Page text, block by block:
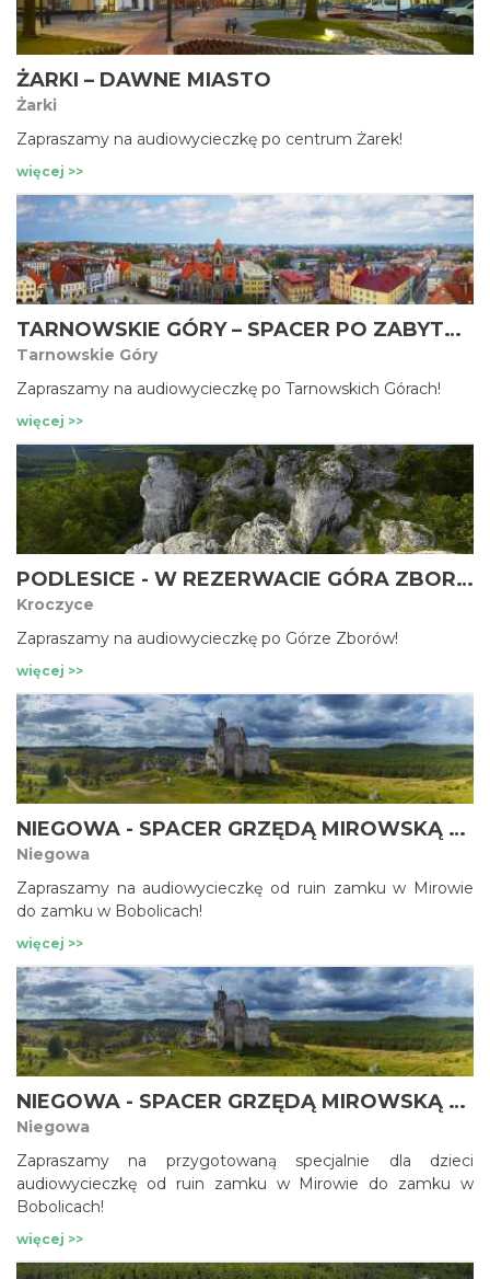
ŻARKI – DAWNE MIASTO
Żarki
Zapraszamy na audiowycieczkę po centrum Żarek!
więcej >>
TARNOWSKIE GÓRY – SPACER PO ZABYTKOWEJ STARÓWCE
Tarnowskie Góry
Zapraszamy na audiowycieczkę po Tarnowskich Górach!
więcej >>
PODLESICE - W REZERWACIE GÓRA ZBORÓW
Kroczyce
Zapraszamy na audiowycieczkę po Górze Zborów!
więcej >>
NIEGOWA - SPACER GRZĘDĄ MIROWSKĄ Z ZAMKU W MIROWIE DO ZAMKU BOBOLICE
Niegowa
Zapraszamy na audiowycieczkę od ruin zamku w Mirowie
do zamku w Bobolicach!
więcej >>
NIEGOWA - SPACER GRZĘDĄ MIROWSKĄ Z ZAMKU W MIROWIE DO ZAMKU BOBOLICE – DLA DZIECI
Niegowa
Zapraszamy na przygotowaną specjalnie dla dzieci
audiowycieczkę od ruin zamku w Mirowie do zamku w
Bobolicach!
więcej >>